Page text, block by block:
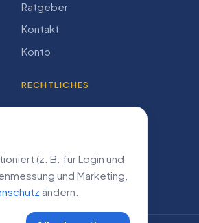
Ratgeber
Kontakt
Konto
RECHTLICHES
AGB(z. B. für Login und
und Marketing,
ändern.